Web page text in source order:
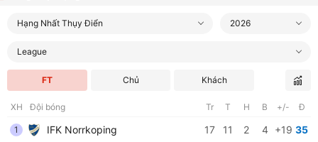
Hạng Nhất Thụy Điển 2026
League
FT Chủ Khách
XH Đội bóng Tr T H B +/- Đ
1 IFK Norrkoping 17 11 2 4 +19 35